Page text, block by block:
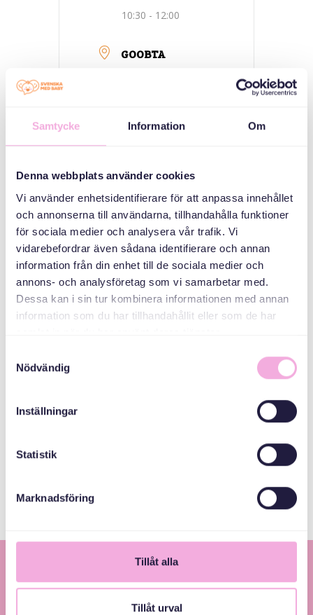
Samtycke Information Om
Denna webbplats använder cookies
Vi använder enhetsidentifierare för att anpassa innehållet
och annonserna till användarna, tillhandahålla funktioner
för sociala medier och analysera vår trafik. Vi
vidarebefordrar även sådana identifierare och annan
information från din enhet till de sociala medier och
annons- och analysföretag som vi samarbetar med.
Dessa kan i sin tur kombinera informationen med annan
information som du har tillhandahållit eller som de har
Nödvändig
Inställningar
Statistik
Marknadsföring
Tillåt alla
Tillåt urval
10:30 - 12:00
GOOBTA
Fritidsgården
QAYBAHA
shirarka aabaha
ABAABULAHA
bokningen@svenskamedbaby.se